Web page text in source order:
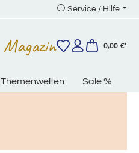
Service / Hilfe
Magazin 0,00 €*
Themenwelten Sale %